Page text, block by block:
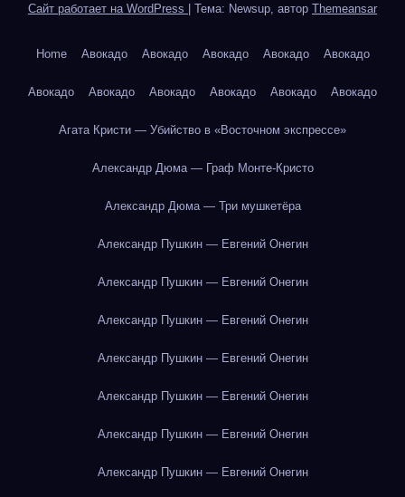
Сайт работает на WordPress Тема: Newsup, автор Themeansar
Home Авокадо Авокадо Авокадо Авокадо Авокадо
Авокадо Авокадо Авокадо Авокадо Авокадо Авокадо
Агата Кристи — Убийство в «Восточном экспрессе»
Александр Дюма — Граф Монте-Кристо
Александр Дюма — Три мушкетёра
Александр Пушкин — Евгений Онегин
Александр Пушкин — Евгений Онегин
Александр Пушкин — Евгений Онегин
Александр Пушкин — Евгений Онегин
Александр Пушкин — Евгений Онегин
Александр Пушкин — Евгений Онегин
Александр Пушкин — Евгений Онегин